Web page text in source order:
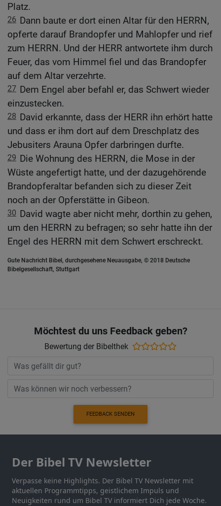
Platz.
26 Dann baute er dort einen Altar für den HERRN,
opferte darauf Brandopfer und Mahlopfer und rief
zum HERRN. Und der HERR antwortete ihm durch
Feuer, das vom Himmel fiel und das Brandopfer
auf dem Altar verzehrte.
27 Dem Engel aber befahl er, das Schwert wieder
einzustecken.
28 David erkannte, dass der HERR ihn erhört hatte
und dass er ihm dort auf dem Dreschplatz des
Jebusiters Arauna Opfer darbringen durfte.
29 Die Wohnung des HERRN, die Mose in der
Wüste angefertigt hatte, und der dazugehörende
Brandopferaltar befanden sich zu dieser Zeit
noch an der Opferstätte in Gibeon.
30 David wagte aber nicht mehr, dorthin zu gehen,
um den HERRN zu befragen; so sehr hatte ihn der
Engel des HERRN mit dem Schwert erschreckt.
Gute Nachricht Bibel, durchgesehene Neuausgabe, © 2018 Deutsche
Bibelgesellschaft, Stuttgart
Möchtest du uns Feedback geben?
Bewertung der Bibelthek
FEEDBACK SENDEN
Der Bibel TV Newsletter
Verpasse keine Highlights. Der Bibel TV Newsletter mit
aktuellen Programmtipps, geistlichem Impuls und
Neuigkeiten rund um Bibel TV informiert Dich jede Woche.